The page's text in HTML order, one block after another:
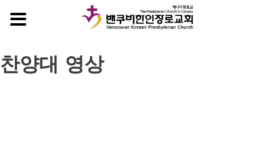
찬양대 영상